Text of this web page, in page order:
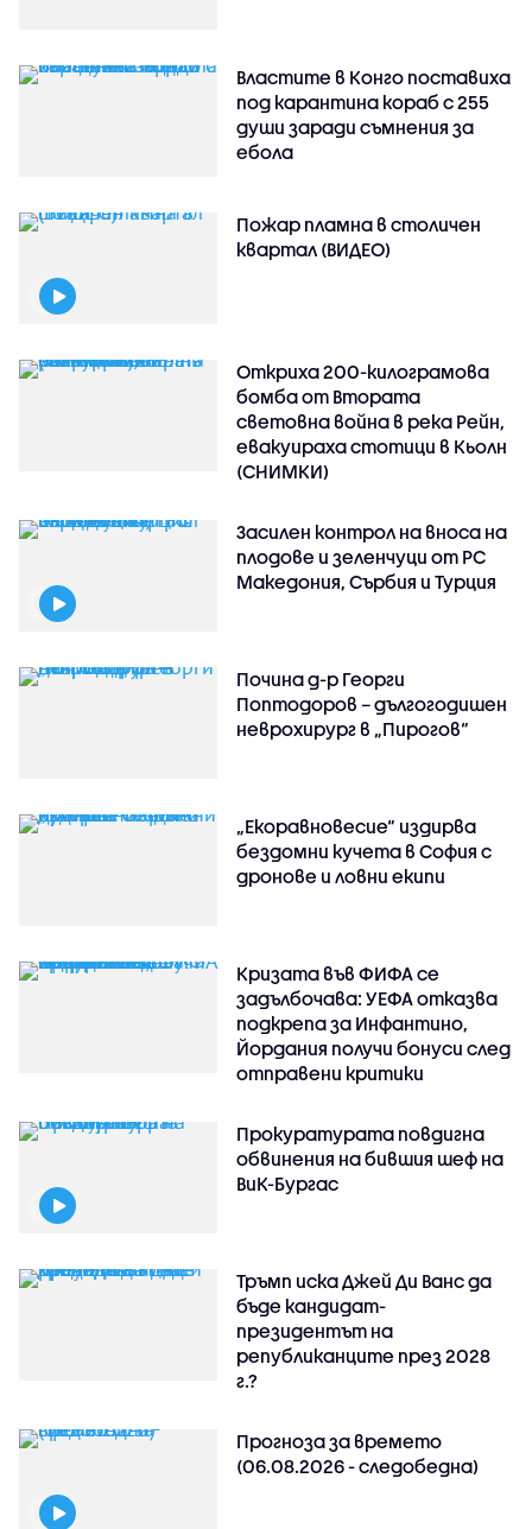
Властите в Конго поставиха
под карантина кораб с 255
души заради съмнения за
ебола
Пожар пламна в столичен
квартал (ВИДЕО)
Откриха 200-килограмова
бомба от Втората
световна война в река Рейн,
евакуираха стотици в Кьолн
(СНИМКИ)
Засилен контрол на вноса на
плодове и зеленчуци от РС
Македония, Сърбия и Турция
Почина д-р Георги
Поптодоров – дългогодишен
неврохирург в „Пирогов“
„Екоравновесие“ издирва
бездомни кучета в София с
дронове и ловни екипи
Кризата във ФИФА се
задълбочава: УЕФА отказва
подкрепа за Инфантино,
Йордания получи бонуси след
отправени критики
Прокуратурата повдигна
обвинения на бившия шеф на
ВиК-Бургас
Тръмп иска Джей Ди Ванс да
бъде кандидат-
президентът на
републиканците през 2028
г.?
Прогноза за времето
(06.08.2026 - следобедна)